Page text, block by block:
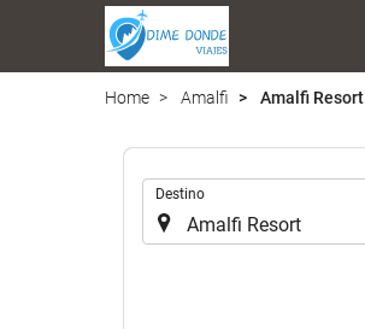
Home Amalfi Amalfi Resort
Introduzca
lugar
Destino